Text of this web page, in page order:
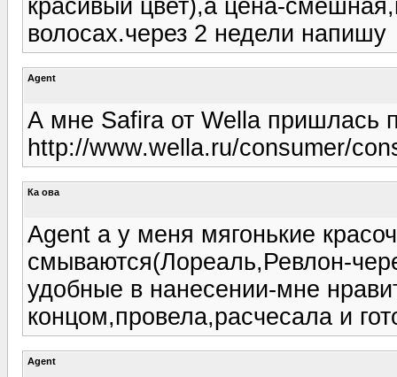
красивый цвет),а цена-
волосах.через 2 недели напишу
Agent
А мне Safira от Wella пришлась
http://www.wella.ru/consumer/
Ка ова
Agent а у меня мягонькие
смываются(Лореаль,Ревлон-
удобные в нанесении-мне
концом,провела,расчесала и
Agent